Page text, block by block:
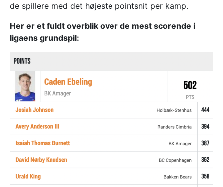
de spillere med det højeste pointsnit per kamp.
Her er et fuldt overblik over de mest scorende i
ligaens grundspil: